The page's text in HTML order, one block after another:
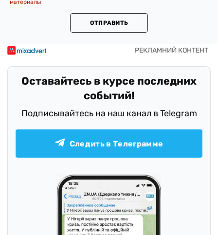
материалы
ОТПРАВИТЬ
Оставайтесь в курсе последних
событий!
Подписывайтесь на наш канал в Telegram
Следить в Телеграмме